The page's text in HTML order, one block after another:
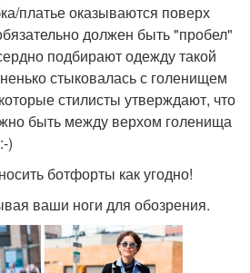
платье оказываются поверх
должен быть "пробел"
подбирают одежду такой
стыковалась с голенищем
стилисты утверждают, что
быть между верхом голенища
)
ботфорты как угодно!
ваши ноги для обозрения.